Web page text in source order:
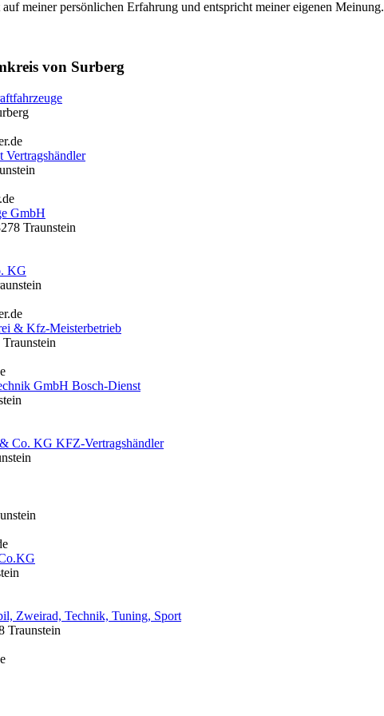
meiner persönlichen Erfahrung und entspricht meiner eigenen Meinung.
von Surberg
Vertragshändler
GmbH
Traunstein
KG
& Kfz-Meisterbetrieb
GmbH Bosch-Dienst
Co. KG KFZ-Vertragshändler
Zweirad, Technik, Tuning, Sport
Traunstein